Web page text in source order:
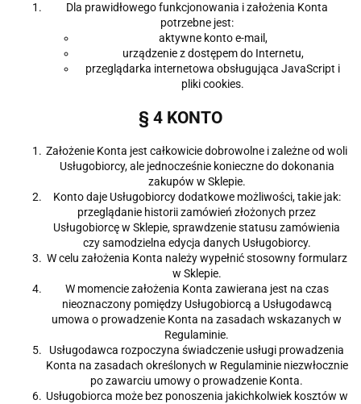
Dla prawidłowego funkcjonowania i założenia Konta
potrzebne jest:
aktywne konto e-mail,
urządzenie z dostępem do Internetu,
przeglądarka internetowa obsługująca JavaScript i
pliki cookies.
§ 4 KONTO
Założenie Konta jest całkowicie dobrowolne i zależne od woli
Usługobiorcy, ale jednocześnie konieczne do dokonania
zakupów w Sklepie.
Konto daje Usługobiorcy dodatkowe możliwości, takie jak:
przeglądanie historii zamówień złożonych przez
Usługobiorcę w Sklepie, sprawdzenie statusu zamówienia
czy samodzielna edycja danych Usługobiorcy.
W celu założenia Konta należy wypełnić stosowny formularz
w Sklepie.
W momencie założenia Konta zawierana jest na czas
nieoznaczony pomiędzy Usługobiorcą a Usługodawcą
umowa o prowadzenie Konta na zasadach wskazanych w
Regulaminie.
Usługodawca rozpoczyna świadczenie usługi prowadzenia
Konta na zasadach określonych w Regulaminie niezwłocznie
po zawarciu umowy o prowadzenie Konta.
Usługobiorca może bez ponoszenia jakichkolwiek kosztów w